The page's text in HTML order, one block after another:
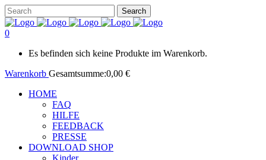
0
Es befinden sich keine Produkte im Warenkorb.
Warenkorb Gesamtsumme:0,00 €
HOME
FAQ
HILFE
FEEDBACK
PRESSE
DOWNLOAD SHOP
Kinder